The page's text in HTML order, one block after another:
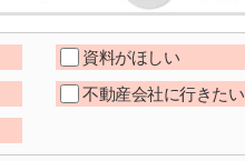
資料がほしい
不動産会社に行きたい